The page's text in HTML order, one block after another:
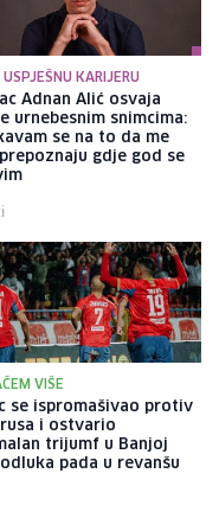
USPJEŠNU KARIJERU
Adnan Alić osvaja
urnebesnim snimcima:
se na to da me
prepoznaju gdje god se
VIŠE
se ispromašivao protiv
i ostvario
trijumf u Banjoj
odluka pada u revanšu